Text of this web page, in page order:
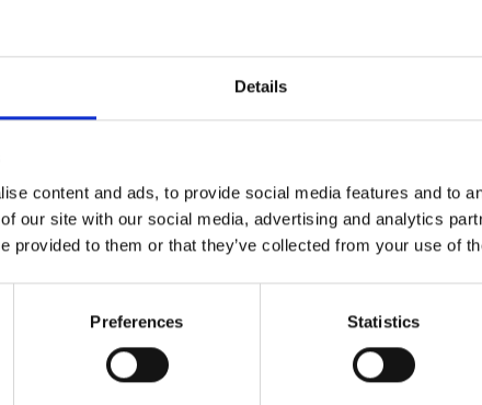
Details
content and ads, to provide social media features and to
our site with our social media, advertising and analytics
provided to them or that they’ve collected from your use of
Preferences Statistics
του σχεδίου με την πρακτικότητα ενός
προσφέροντας μια γλυκιά και ρομαντική πινελιά που